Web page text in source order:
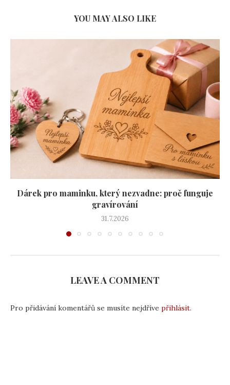
YOU MAY ALSO LIKE
Dárek pro maminku, který nezvadne: proč funguje
gravírování
31.7.2026
LEAVE A COMMENT
Pro přidávání komentářů se musíte nejdříve přihlásit.